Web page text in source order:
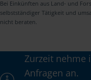
Bei Einkünften aus Land- und
selbstständiger Tätigkeit und
nicht beraten.
Zurzeit nehme
Anfragen an.